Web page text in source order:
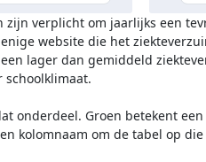
zijn verplicht om jaarlijks een
website die het
lager dan gemiddeld
schoolklimaat.
onderdeel. Groen betekent
kolomnaam om de tabel op